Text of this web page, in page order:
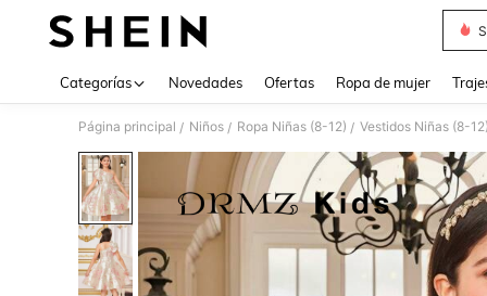
Categorías Novedades Ofertas Ropa de mujer
Página principal / Niños / Ropa Niñas (8-12) / Vestidos Niñas (8-12)